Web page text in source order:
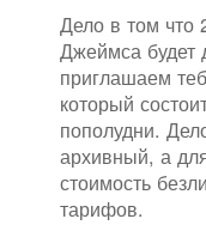
Дело в том что
Джеймса
приглашаем
который
пополудни.
архивный, а
стоимость
тарифов.